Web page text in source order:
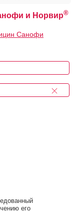
и Норвир®
Санофи
его